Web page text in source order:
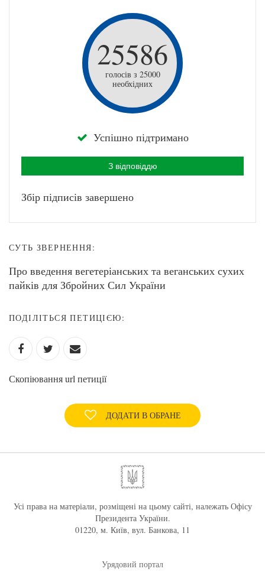
25586
голосів з 25000
необхідних
Успішно підтримано
З відповіддю
Збір підписів завершено
СУТЬ ЗВЕРНЕННЯ:
Про введення вегетеріанських та веганських сухих
пайків для Збройних Сил України
ПОДІЛІТЬСЯ ПЕТИЦІЄЮ:
Скопіювання url петиції
ДОДАТИ В ОБРАНЕ
Усі права на матеріали, розміщені на цьому сайті, належать Офісу
Президента України.
01220, м. Київ, вул. Банкова, 11
Урядовий портал